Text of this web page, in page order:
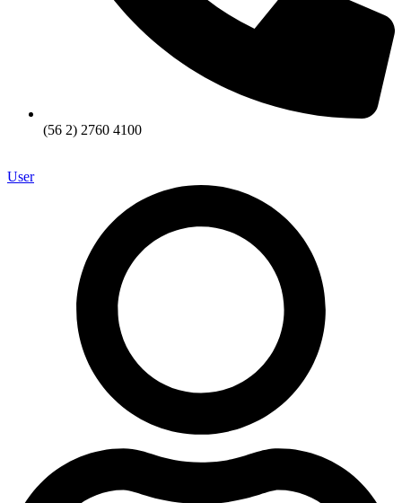
(56 2) 2760 4100
User